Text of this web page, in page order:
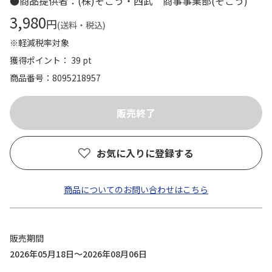
3,980円(送料・税込)
※軽減税率対象
獲得ポイント： 39 pt
商品番号
8095218957
お気に入りに登録する
商品についてのお問い合わせはこちら
販売期間
2026年05月18日～2026年08月06日